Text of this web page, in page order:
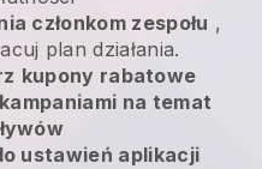
członkom zespołu ,
plan działania.
kupony rabatowe
na temat
ustawień aplikacji